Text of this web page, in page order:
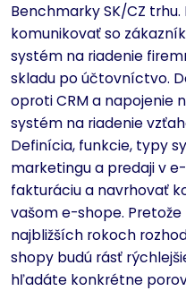
Benchmarky SK/CZ
komunikovať so
systém na riadenie
skladu po účtovníctvo.
oproti CRM a napojenie
systém na riadenie
Definícia, funkcie, typy
marketingu a predaji v
fakturáciu a navrhovať
vašom e-shope.
najbližších rokoch
shopy budú rásť
hľadáte konkrétne